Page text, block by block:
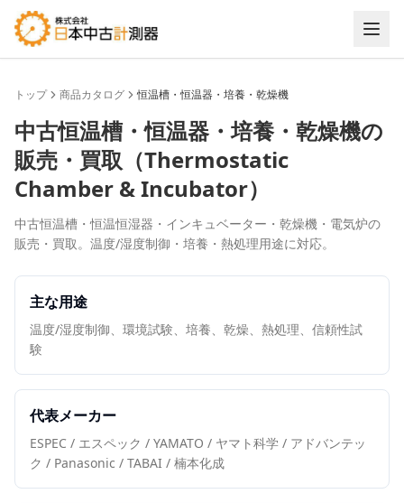
トップ 商品カタログ 恒温槽・恒温器・培養・乾燥機
中古恒温槽・恒温器・培養・乾燥機の
販売・買取（Thermostatic
Chamber & Incubator）
中古恒温槽・恒温恒湿器・インキュベーター・乾燥機・電気炉の
販売・買取。温度/湿度制御・培養・熱処理用途に対応。
主な用途
温度/湿度制御、環境試験、培養、乾燥、熱処理、信頼性試
験
代表メーカー
ESPEC / エスペック / YAMATO / ヤマト科学 / アドバンテッ
ク / Panasonic / TABAI / 楠本化成